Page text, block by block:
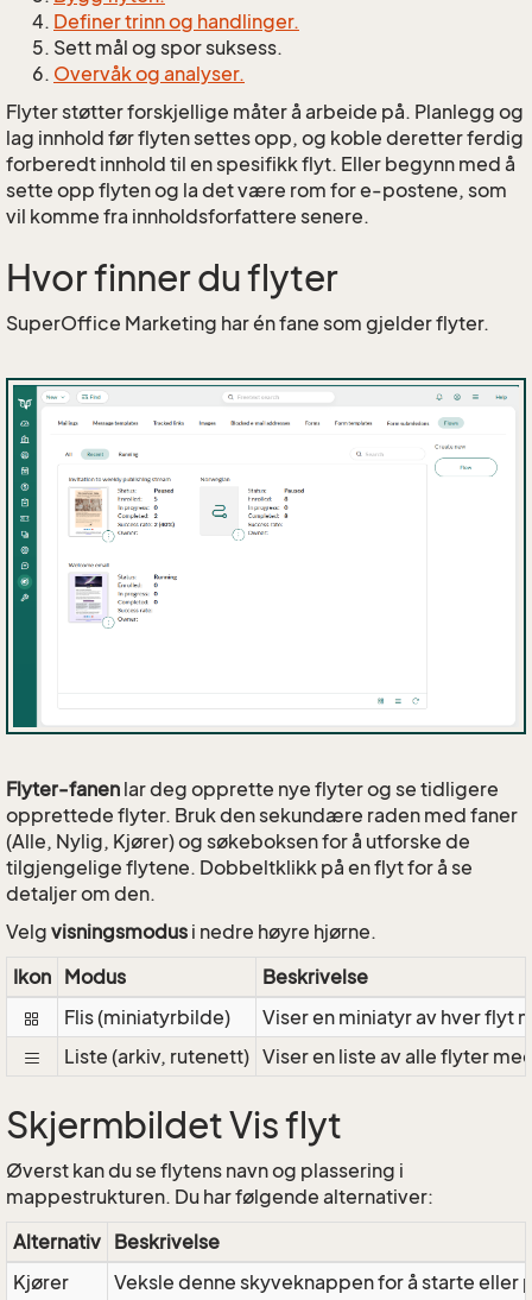
Definer trinn og handlinger.
Sett mål og spor suksess.
Overvåk og analyser.
Flyter støtter forskjellige måter å arbeide på. Planlegg og
lag innhold før flyten settes opp, og koble deretter ferdig
forberedt innhold til en spesifikk flyt. Eller begynn med å
sette opp flyten og la det være rom for e-postene, som
vil komme fra innholdsforfattere senere.
Hvor finner du flyter
SuperOffice Marketing har én fane som gjelder flyter.
Flyter-fanen lar deg opprette nye flyter og se tidligere
opprettede flyter. Bruk den sekundære raden med faner
(Alle, Nylig, Kjører) og søkeboksen for å utforske de
tilgjengelige flytene. Dobbeltklikk på en flyt for å se
detaljer om den.
Velg visningsmodus i nedre høyre hjørne.
Ikon Modus
Beskrivelse
Flis (miniatyrbilde)
Viser en miniatyr av hver flyt
Liste (arkiv, rutenett) Viser en liste av alle flyter
Skjermbildet Vis flyt
Øverst kan du se flytens navn og plassering i
mappestrukturen. Du har følgende alternativer:
Alternativ Beskrivelse
Kjører
Veksle denne skyveknappen for å starte eller